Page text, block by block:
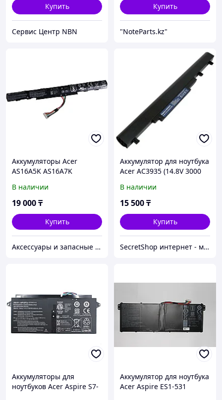
Купить
Сервис Центр NBN
Купить
"NoteParts.kz"
Аккумуляторы Acer
AS16A5K AS16A7K
2600mAh E15 E5-575G E5-
553G батарея
В наличии
19 000₸
Купить
Аксессуары и запасные части для НОУТБУКОВ
Аккумулятор для ноутбука
Acer AC3935 (14.8V 3000
В наличии
15 500₸
Купить
SecretShop интернет - магазин Все для ноутбуков и фотоаппаратов и смартфонов
Аккумуляторы для
ноутбуков Acer Aspire S7-
Аккумулятор для ноутбука
Acer Aspire ES1-531